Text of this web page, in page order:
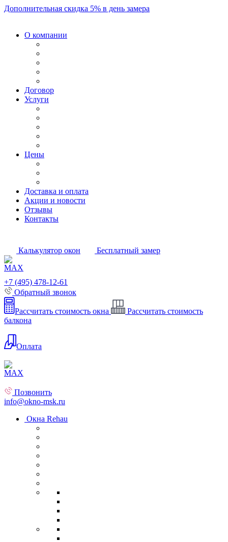
Дополнительная скидка 5% в день замера
О компании
Договор
Услуги
Цены
Доставка и оплата
Акции и новости
Отзывы
Контакты
Калькулятор окон Бесплатный замер
+7 (495) 478-12-61
Обратный звонок
Рассчитать стоимость окна
Рассчитать стоимость
балкона
Оплата
Позвонить
info@okno-msk.ru
Окна Rehau